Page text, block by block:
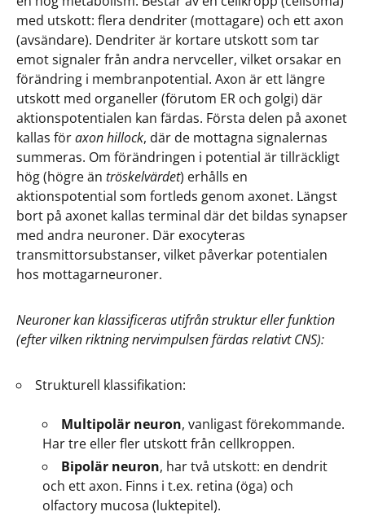
med utskott: flera dendriter (mottagare) och ett axon
(avsändare). Dendriter är kortare utskott som tar
emot signaler från andra nervceller, vilket orsakar en
förändring i membranpotential. Axon är ett längre
utskott med organeller (förutom ER och golgi) där
aktionspotentialen kan färdas. Första delen på axonet
kallas föraxon hillock, där de mottagna signalernas
summeras. Om förändringen i potential är tillräckligt
hög (högre än tröskelvärdet) erhålls en
aktionspotential som fortleds genom axonet. Längst
bort på axonet kallas terminal där det bildas synapser
med andra neuroner. Där exocyteras
transmittorsubstanser, vilket påverkar potentialen
hos mottagarneuroner.
Neuroner kan klassificeras utifrån struktur eller funktion
(efter vilken riktning nervimpulsen färdas relativt CNS):
Strukturell klassifikation:
Multipolär neuron, vanligast förekommande.
Har tre eller fler utskott från cellkroppen.
Bipolär neuron, har två utskott: en dendrit
och ett axon. Finns i t.ex. retina (öga) och
olfactory mucosa (luktepitel).